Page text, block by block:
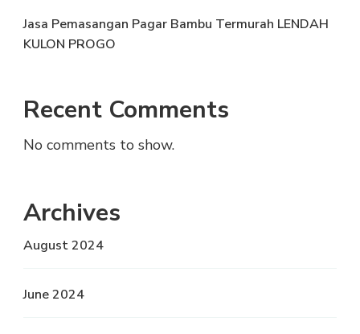
Jasa Pemasangan Pagar Bambu Termurah LENDAH
KULON PROGO
Recent Comments
No comments to show.
Archives
August 2024
June 2024